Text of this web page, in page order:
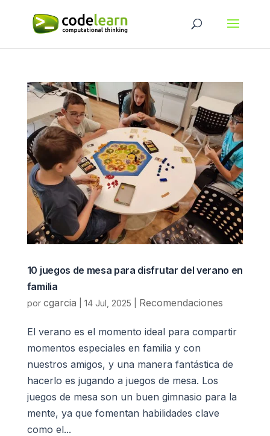
10 juegos de mesa para disfrutar del verano en
familia
por cgarcia 14 Jul, 2025 Recomendaciones
El verano es el momento ideal para compartir
momentos especiales en familia y con
nuestros amigos, y una manera fantástica de
hacerlo es jugando a juegos de mesa. Los
juegos de mesa son un buen gimnasio para la
mente, ya que fomentan habilidades clave
como el...